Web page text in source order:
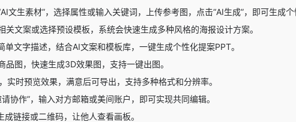
文生素材”，选择属性或输入关键词，上传参考图，点击“AI生成”，即可生成个
关文案或选择预设模板，系统会快速生成多种风格的海报设计方案。
单文字描述，结合AI文案和模板库，一键生成个性化提案PPT。
品图，快速生成3D效果图，支持一键出图。
实时预览效果，满意后可导出，支持多种格式和分辨率。
协作”，输入对方邮箱或美间账户，即可实现共同编辑。
成链接或二维码，让他人查看画板。